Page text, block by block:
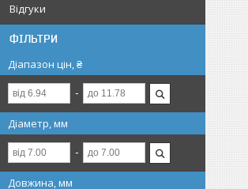
Відгуки
ФІЛЬТРИ
Діапазон цін, ₴
Діаметр, мм
Довжина, мм